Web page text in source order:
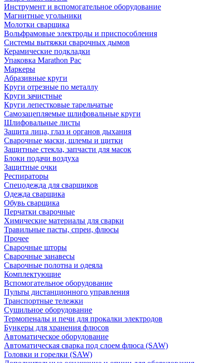
Инструмент и вспомогательное оборудование
Магнитные угольники
Молотки сварщика
Вольфрамовые электроды и приспособления
Системы вытяжки сварочных дымов
Керамические подкладки
Упаковка Marathon Pac
Маркеры
Абразивные круги
Круги отрезные по металлу
Круги зачистные
Круги лепестковые тарельчатые
Самозацепляемые шлифовальные круги
Шлифовальные листы
Защита лица, глаз и органов дыхания
Сварочные маски, шлемы и щитки
Защитные стекла, запчасти для масок
Блоки подачи воздуха
Защитные очки
Респираторы
Спецодежда для сварщиков
Одежда сварщика
Обувь сварщика
Перчатки сварочные
Химические материалы для сварки
Травильные пасты, спреи, флюсы
Прочее
Сварочные шторы
Сварочные занавесы
Сварочные полотна и одеяла
Комплектующие
Вспомогательное оборудование
Пульты дистанционного управления
Транспортные тележки
Сушильное оборудование
Термопеналы и печи для прокалки электродов
Бункеры для хранения флюсов
Автоматическое оборудование
Автоматическая сварка под слоем флюса (SAW)
Головки и горелки (SAW)